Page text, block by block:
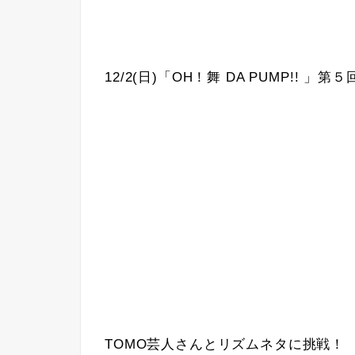
12/2(日)「OH！舞 DA PUMP!! 」第５
TOMO芸人さんとリズムネタに挑戦！